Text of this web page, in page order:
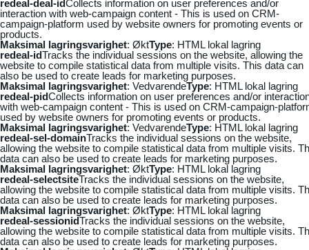
redeal-deal-idCollects information on user preferences and/or
interaction with web-campaign content - This is used on CRM-
campaign-platform used by website owners for promoting events or
products.
Maksimal lagringsvarighet: ØktType: HTML lokal lagring
redeal-idTracks the individual sessions on the website, allowing the
website to compile statistical data from multiple visits. This data can
also be used to create leads for marketing purposes.
Maksimal lagringsvarighet: VedvarendeType: HTML lokal lagring
redeal-pidCollects information on user preferences and/or
with web-campaign content - This is used on CRM-campaign-
used by website owners for promoting events or products.
Maksimal lagringsvarighet: VedvarendeType: HTML lokal lagring
redeal-sel-domainTracks the individual sessions on the website,
allowing the website to compile statistical data from multiple visits.
data can also be used to create leads for marketing purposes.
Maksimal lagringsvarighet: ØktType: HTML lokal lagring
redeal-selectsiteTracks the individual sessions on the website,
allowing the website to compile statistical data from multiple visits.
data can also be used to create leads for marketing purposes.
Maksimal lagringsvarighet: ØktType: HTML lokal lagring
redeal-sessionidTracks the individual sessions on the website,
allowing the website to compile statistical data from multiple visits.
data can also be used to create leads for marketing purposes.